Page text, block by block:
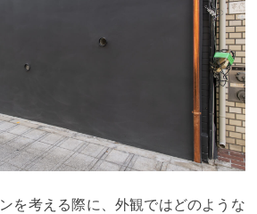
を考える際に、外観ではどのような